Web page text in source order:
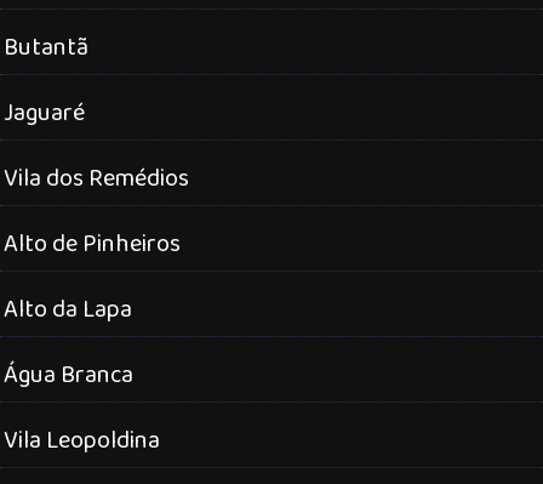
Butantã
Jaguaré
Vila dos Remédios
Alto de Pinheiros
Alto da Lapa
Água Branca
Vila Leopoldina